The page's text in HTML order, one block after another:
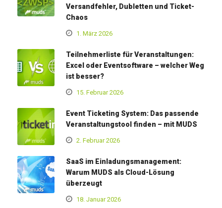
Versandfehler, Dubletten und Ticket-
Chaos
1. März 2026
Teilnehmerliste für Veranstaltungen:
Excel oder Eventsoftware – welcher Weg
ist besser?
15. Februar 2026
Event Ticketing System: Das passende
Veranstaltungstool finden – mit MUDS
2. Februar 2026
SaaS im Einladungsmanagement:
Warum MUDS als Cloud-Lösung
überzeugt
18. Januar 2026